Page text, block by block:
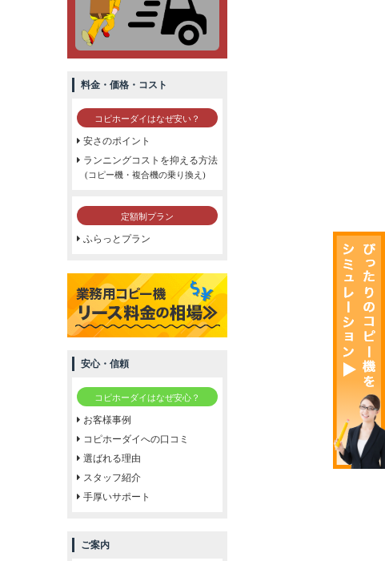
料金・価格・コスト
コピホーダイはなぜ安い？
安さのポイント
ランニングコストを抑える方法
(コピー機・複合機の乗り換え)
定額制プラン
ふらっとプラン
安心・信頼
コピホーダイはなぜ安心？
お客様事例
コピホーダイへの口コミ
選ばれる理由
スタッフ紹介
手厚いサポート
ご案内